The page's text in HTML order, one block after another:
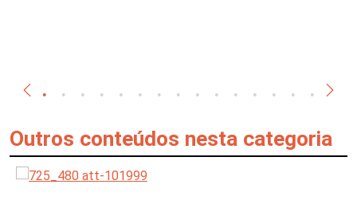
Outros conteúdos nesta categoria